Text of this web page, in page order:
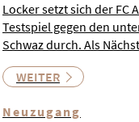
Locker setzt sich der FC
Testspiel gegen den
Schwaz durch. Als
WEITER
Neuzugang